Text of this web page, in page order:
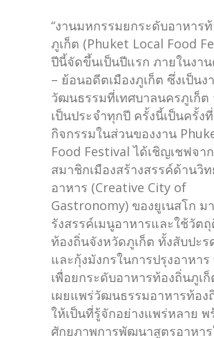
“งานมหกรรมยกระดับอาหาร
ภูเก็ต (Phuket Local Food
ปีนี้จัดขึ้นเป็นปีแรก ภายในงา
– ย้อนอดีตเมืองภูเก็ต ซึ่งเป็นง
วัฒนธรรมที่เทศบาลนครภูเก็
เป็นประจำทุกปี ครั้งนี้เป็นครั้ง
กิจกรรมในส่วนของงาน
Food Festival ได้เชิญเชฟจา
สมาชิกเมืองสร้างสรรค์ด้านวิ
อาหาร (Creative City of
Gastronomy) ของยูเนสโก ม
รังสรรค์เมนูอาหารและใช้วัต
ท้องถิ่นจังหวัดภูเก็ต ทั้งสับปะร
และกุ้งมังกรในการปรุงอาหา
เพื่อยกระดับอาหารท้องถิ่นภูเ
เผยแพร่วัฒนธรรมอาหารท้อง
ให้เป็นที่รู้จักอย่างแพร่หลาย พ
ศักยภาพการพัฒนาสูตรอาหา